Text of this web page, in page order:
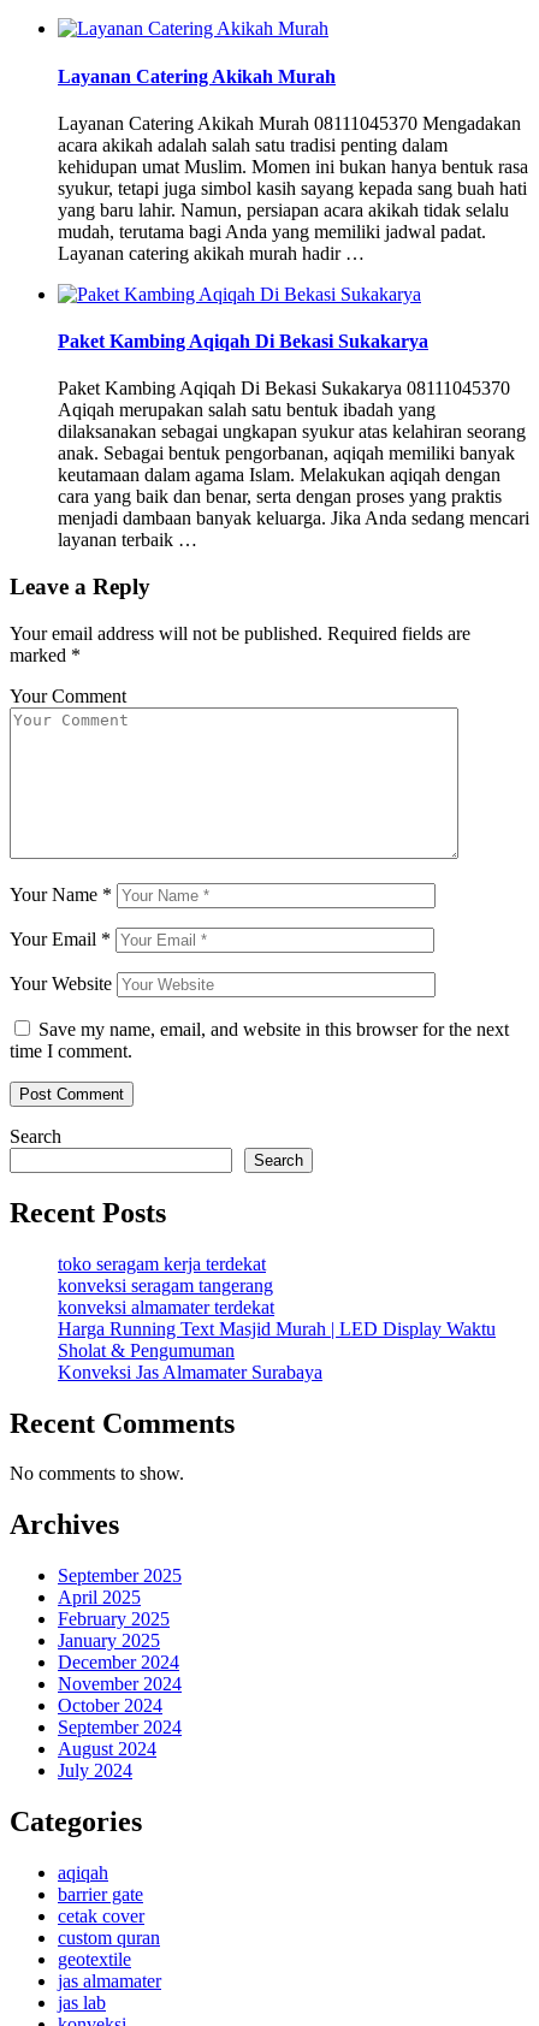
Layanan Catering Akikah Murah
Layanan Catering Akikah Murah 08111045370 Mengadakan
acara akikah adalah salah satu tradisi penting dalam
kehidupan umat Muslim. Momen ini bukan hanya bentuk rasa
syukur, tetapi juga simbol kasih sayang kepada sang buah hati
yang baru lahir. Namun, persiapan acara akikah tidak selalu
mudah, terutama bagi Anda yang memiliki jadwal padat.
Layanan catering akikah murah hadir …
Paket Kambing Aqiqah Di Bekasi Sukakarya
Paket Kambing Aqiqah Di Bekasi Sukakarya 08111045370
Aqiqah merupakan salah satu bentuk ibadah yang
dilaksanakan sebagai ungkapan syukur atas kelahiran seorang
anak. Sebagai bentuk pengorbanan, aqiqah memiliki banyak
keutamaan dalam agama Islam. Melakukan aqiqah dengan
cara yang baik dan benar, serta dengan proses yang praktis
menjadi dambaan banyak keluarga. Jika Anda sedang mencari
layanan terbaik …
Leave a Reply
Your email address will not be published. Required fields are
marked *
Your Comment
Your Name *
Your Email *
Your Website
Save my name, email, and website in this browser for the next
time I comment.
Search
Search
Recent Posts
toko seragam kerja terdekat
konveksi seragam tangerang
konveksi almamater terdekat
Harga Running Text Masjid Murah | LED Display Waktu
Sholat & Pengumuman
Konveksi Jas Almamater Surabaya
Recent Comments
No comments to show.
Archives
September 2025
April 2025
February 2025
January 2025
December 2024
November 2024
October 2024
September 2024
August 2024
July 2024
Categories
aqiqah
barrier gate
cetak cover
custom quran
geotextile
jas almamater
jas lab